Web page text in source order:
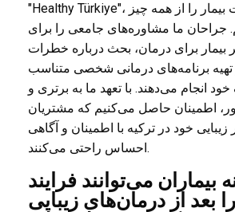
"Healthy Türkiye"، ما ایمنی و رضایت بیمار را از همه چیز
جراحان ما مشاوره‌های جامعی را برای
بیمار برای درمان، بحث درباره خطرات
تهیه برنامه‌های درمانی شخصی متناسب
خود انجام می‌دهند. با تعهد ما به برتری و
اطمینان حاصل می‌کنیم که مشتریان
خود در ترکیه با اطمینان و آگاهی
احساس راحتی می‌کنند.
بیماران می‌توانند فرایند
بعد از درمان‌های زیبایی